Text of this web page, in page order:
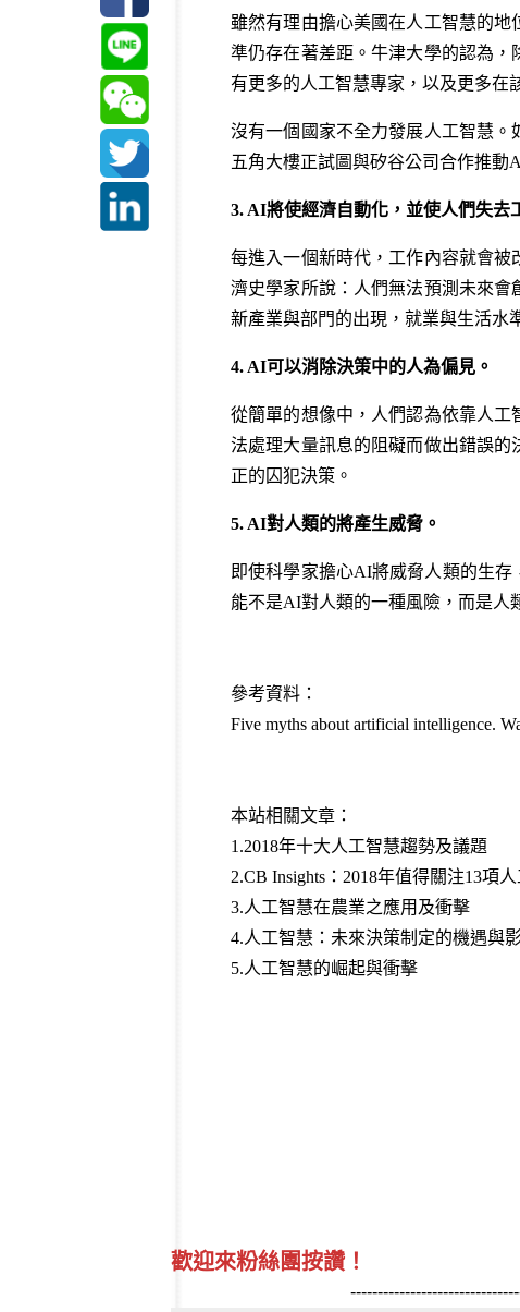
雖然有理由擔心美國在人工智慧的
準仍存在著差距。牛津大學的認為
有更多的人工智慧專家，以及更多在
沒有一個國家不全力發展人工智慧
五角大樓正試圖與矽谷公司合作推動
3. AI將使經濟自動化，並使人們失去
每進入一個新時代，工作內容就會
濟史學家所說：人們無法預測未來
新產業與部門的出現，就業與生活水
4. AI可以消除決策中的人為偏見。
從簡單的想像中，人們認為依靠人
法處理大量訊息的阻礙而做出錯誤
正的囚犯決策。
5. AI對人類的將產生威脅。
即使科學家擔心AI將威脅人類的生
能不是AI對人類的一種風險，而是人
參考資料：
Five myths about artificial intelligence.
本站相關文章：
1.2018年十大人工智慧趨勢及議題
2.CB Insights：2018年值得關注13項
3.人工智慧在農業之應用及衝擊
4.人工智慧：未來決策制定的機遇與
5.人工智慧的崛起與衝擊
歡迎來粉絲團按讚！